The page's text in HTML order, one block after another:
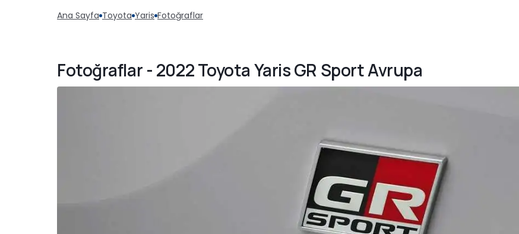
Ana Sayfa Toyota Yaris Fotoğraflar
Fotoğraflar - 2022 Toyota Yaris GR Sport Avrupa